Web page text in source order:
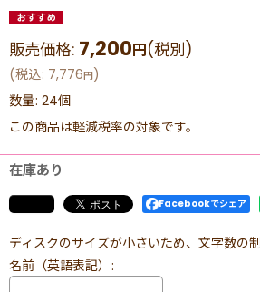
販売価格: 7,200円(税別)
(税込: 7,776円)
数量: 24個
この商品は軽減税率の対象です。
在庫あり
Facebookでシェア
ディスクのサイズが小さいため、文字数の
名前（英語表記） :